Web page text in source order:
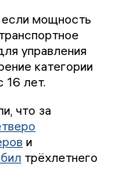
если мощность
управления
категории
16 лет.
что за
и
трёхлетнего